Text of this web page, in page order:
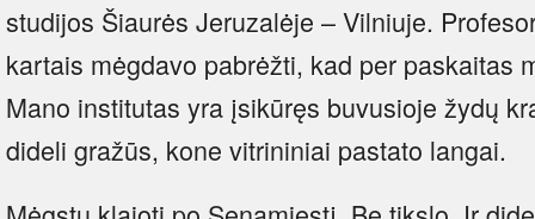
studijos Šiaurės Jeruzalėje – Vilniuje.
kartais mėgdavo pabrėžti, kad per paskaitas
Mano institutas yra įsikūręs buvusioje žydų
dideli gražūs, kone vitrininiai pastato langai.